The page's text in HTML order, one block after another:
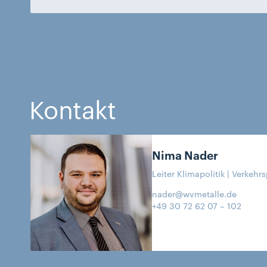
Kontakt
Nima Nader
Leiter Klimapolitik |
nader@wvmetalle.de
+49 30 72 62 07 – 102